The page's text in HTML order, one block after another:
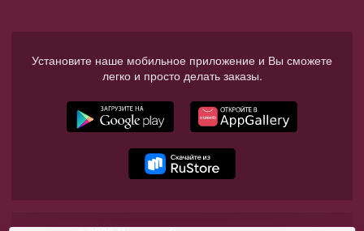
Установите наше мобильное приложение и Вы сможете
легко и просто делать заказы.